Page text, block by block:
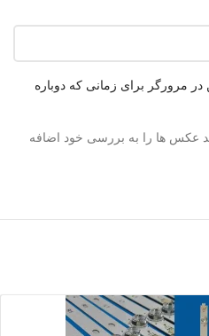
مرورگر برای زمانی که دوباره
عکس ها را به بررسی خود اضافه